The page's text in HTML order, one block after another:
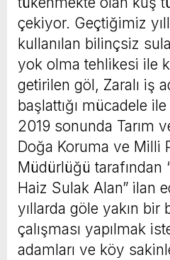
çekiyor. Geçtiğimiz
kullanılan bilinçsiz
yok olma tehlikesi ile
getirilen göl, Zaralı iş
başlattığı mücadele ile
2019 sonunda Tarım
Doğa Koruma ve Milli
Müdürlüğü tarafından
Haiz Sulak Alan” ilan
yıllarda göle yakın bir
çalışması yapılmak
adamları ve köy